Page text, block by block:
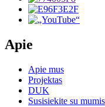
Apie
Apie mus
Projektas
DUK
Susisiekite su mumis